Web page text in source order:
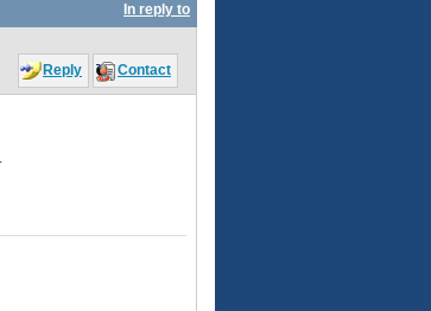
In reply to
Reply Contact